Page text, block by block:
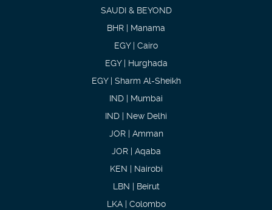
SAUDI & BEYOND
BHR | Manama
EGY | Cairo
EGY | Hurghada
EGY | Sharm Al-Sheikh
IND | Mumbai
IND | New Delhi
JOR | Amman
JOR | Aqaba
KEN | Nairobi
LBN | Beirut
LKA | Colombo